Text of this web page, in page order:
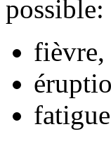
possible:
fièvre,